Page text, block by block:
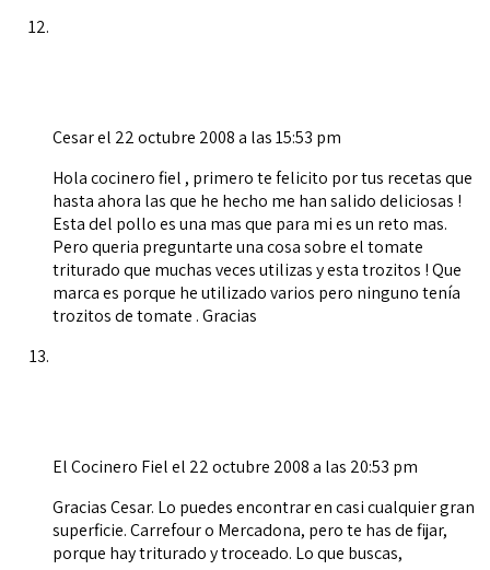
Cesarel 22 octubre 2008 a las 15:53 pm
Hola cocinero fiel , primero te felicito por tus recetas que
hasta ahora las que he hecho me han salido deliciosas !
Esta del pollo es una mas que para mi es un reto mas.
Pero queria preguntarte una cosa sobre el tomate
triturado que muchas veces utilizas y esta trozitos ! Que
marca es porque he utilizado varios pero ninguno tenía
trozitos de tomate . Gracias
El Cocinero Fielel 22 octubre 2008 a las 20:53 pm
Gracias Cesar. Lo puedes encontrar en casi cualquier gran
superficie. Carrefour o Mercadona, pero te has de fijar,
porque hay triturado y troceado. Lo que buscas,